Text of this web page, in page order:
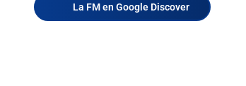
La FM en Google Discover